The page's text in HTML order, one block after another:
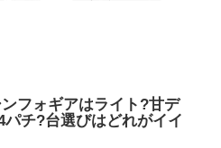
フォギアはライト?甘デ
パチ?台選びはどれがイイ